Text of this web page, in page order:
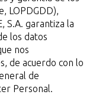
LOPDGDD),
S.A. garantiza la
los datos
nos
de acuerdo con lo
de
Personal.